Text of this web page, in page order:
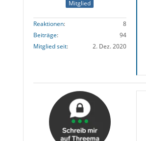
Mitglied
Reaktionen
8
Beiträge
94
Mitglied seit
2. Dez. 2020